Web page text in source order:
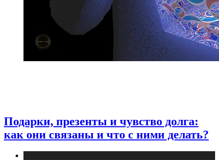
Подарки, презенты и чувство долга:
как они связаны и что с ними делать?